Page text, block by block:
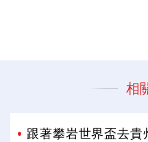
相
跟著攀岩世界盃去貴